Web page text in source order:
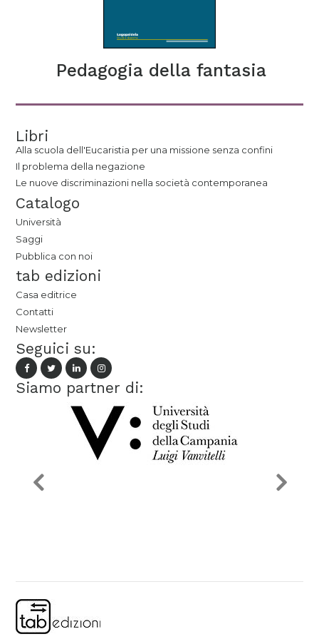
Pedagogia della fantasia
Libri
Alla scuola dell'Eucaristia per una missione senza confini
Il problema della negazione
Le nuove discriminazioni nella società contemporanea
Catalogo
Università
Saggi
Pubblica con noi
tab edizioni
Casa editrice
Contatti
Newsletter
Seguici su:
Siamo partner di: